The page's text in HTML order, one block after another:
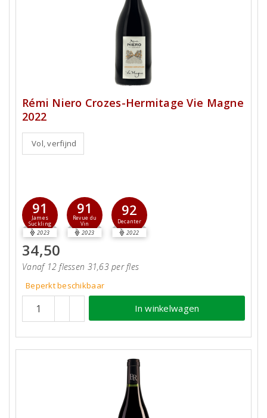
Rémi Niero Crozes-Hermitage Vie Magne
2022
Vol, verfijnd
91
James
Suckling
2023
91
Revue du
Vin
2023
92
Decanter
2022
34,50
Vanaf 12 flessen 31,63 per fles
Beperkt beschikbaar
In winkelwagen